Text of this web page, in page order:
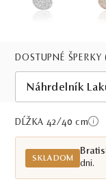
DOSTUPNÉ ŠPERKY
Náhrdelník
Skladom BA
DĹŽKA 42/40cm
SKLADOM
dni.